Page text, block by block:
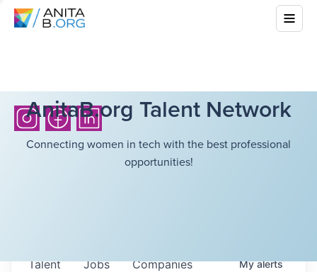
AnitaB.org Talent Network
Connecting women in tech with the best professional
opportunities!
Jobs Companies
Talent Myalerts